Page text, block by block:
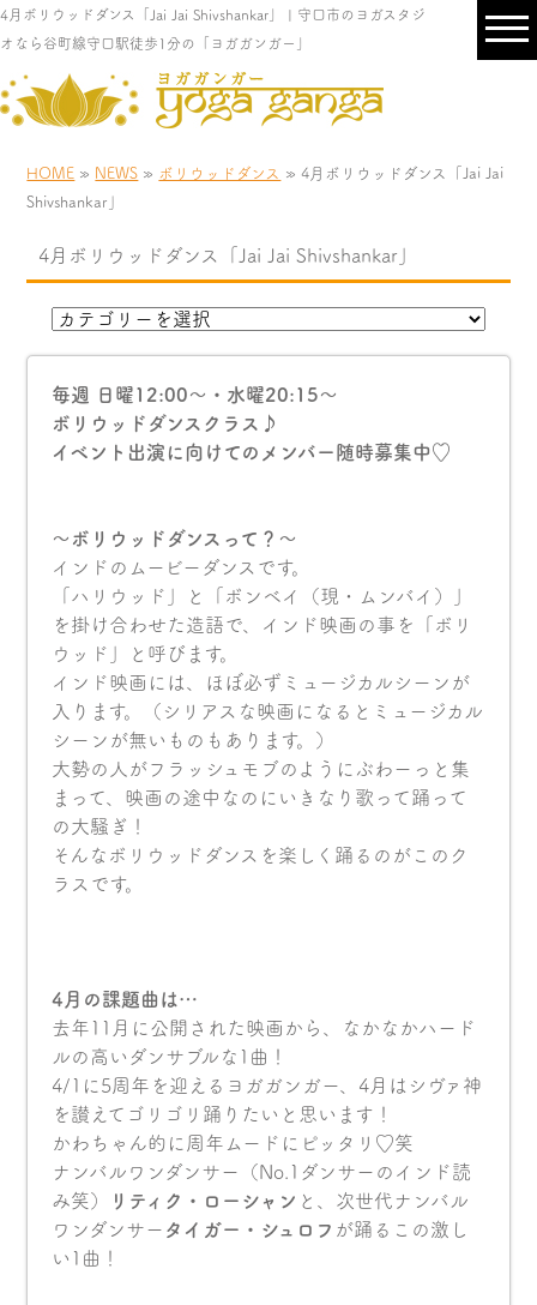
4月ボリウッドダンス「Jai Jai Shivshankar」 | 守口市のヨガスタジ
オなら谷町線守口駅徒歩1分の「ヨガガンガー」
HOME » NEWS » ボリウッドダンス
» 4月ボリウッドダンス「Jai Jai
Shivshankar」
4月ボリウッドダンス「Jai Jai Shivshankar」
毎週 日曜12:00〜・水曜20:15〜
ボリウッドダンスクラス♪
イベント出演に向けてのメンバー随時募集中♡
〜ボリウッドダンスって？〜
インドのムービーダンスです。
「ハリウッド」と「ボンベイ（現・ムンバイ）」
を掛け合わせた造語で、インド映画の事を「ボリ
ウッド」と呼びます。
インド映画には、ほぼ必ずミュージカルシーンが
入ります。（シリアスな映画になるとミュージカル
シーンが無いものもあります。）
大勢の人がフラッシュモブのようにぶわーっと集
まって、映画の途中なのにいきなり歌って踊って
の大騒ぎ！
そんなボリウッドダンスを楽しく踊るのがこのク
ラスです。
4月の課題曲は…
去年11月に公開された映画から、なかなかハード
ルの高いダンサブルな1曲！
4/1に5周年を迎えるヨガガンガー、4月はシヴァ神
を讃えてゴリゴリ踊りたいと思います！
かわちゃん的に周年ムードにピッタリ♡笑
ナンバルワンダンサー（No.1ダンサーのインド読
み笑）
リティク・ローシャン と、次世代ナンバル
ワンダンサー タイガー・シュロフ が踊るこの激し
い1曲！